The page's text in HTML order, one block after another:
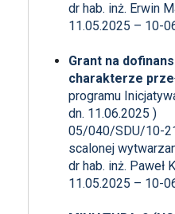
dr hab. inż. Erwin
11.05.2025 – 10-
Grant na
charakterze
programu
dn. 11.06.2025 )
05/040/SDU/10-
scalonej
dr hab. inż. Paweł
11.05.2025 – 10-